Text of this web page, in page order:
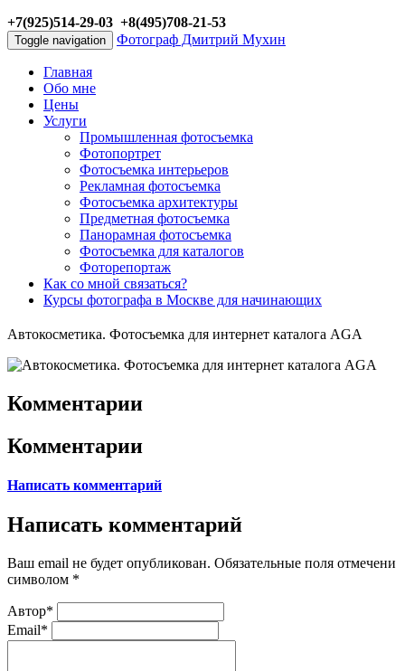
+7(925)514-29-03 +8(495)708-21-53
Toggle navigation Фотограф Дмитрий Мухин
Главная
Обо мне
Цены
Услуги
Промышленная фотосъемка
Фотопортрет
Фотосъемка интерьеров
Рекламная фотосъемка
Фотосъемка архитектуры
Предметная фотосъемка
Панорамная фотосъемка
Фотосъемка для каталогов
Фоторепортаж
Как со мной связаться?
Курсы фотографа в Москве для начинающих
Автокосметика. Фотосъемка для интернет каталога AGA
Комментарии
Комментарии
Написать комментарий
Написать комментарий
Ваш email не будет опубликован. Обязательные поля отмечени
символом *
Автор*
Email*